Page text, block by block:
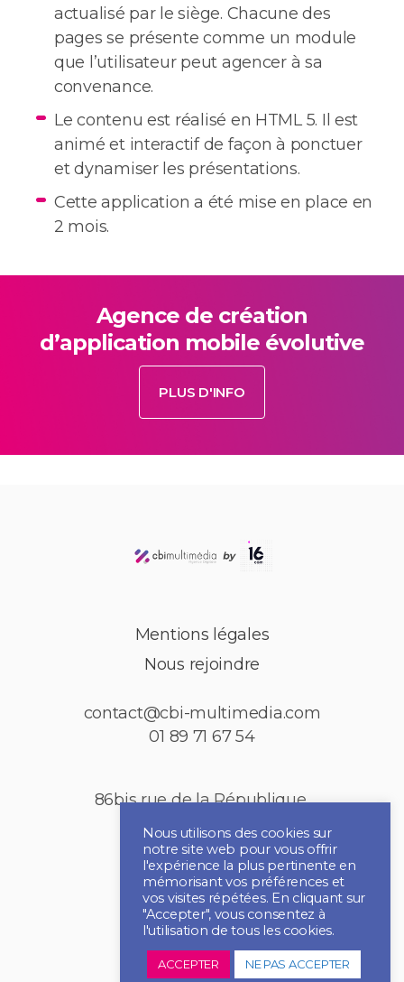
actualisé par le siège. Chacune des
pages se présente comme un module
que l’utilisateur peut agencer à sa
convenance.
Le contenu est réalisé en HTML 5. Il est
animé et interactif de façon à ponctuer
et dynamiser les présentations.
Cette application a été mise en place en
2 mois.
Agence de création
d’application mobile évolutive
PLUS D'INFO
Mentions légales
Nous rejoindre
contact@cbi-multimedia.com
01 89 71 67 54
86bis rue de la République,
92150 Puteaux
Nous utilisons des cookies sur
notre site web pour vous offrir
l'expérience la plus pertinente en
mémorisant vos préférences et
vos visites répétées. En cliquant sur
"Accepter", vous consentez à
l'utilisation de tous les cookies.
ACCEPTER NE PAS ACCEPTER